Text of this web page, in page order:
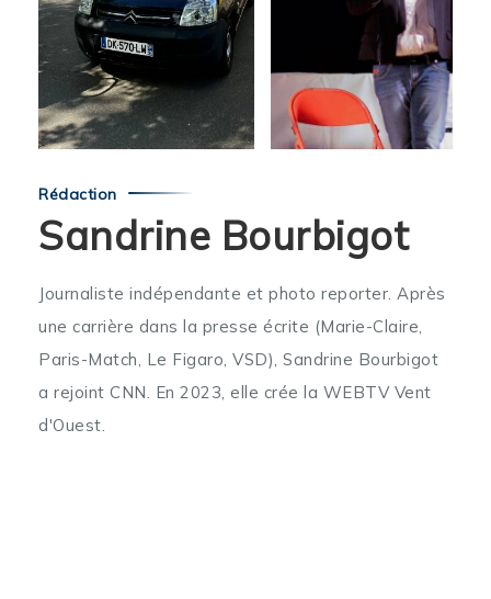
Rédaction
Sandrine Bourbigot
Journaliste indépendante et photo reporter. Après
une carrière dans la presse écrite (Marie-Claire,
Paris-Match, Le Figaro, VSD), Sandrine Bourbigot
a rejoint CNN. En 2023, elle crée la WEBTV Vent
d'Ouest.